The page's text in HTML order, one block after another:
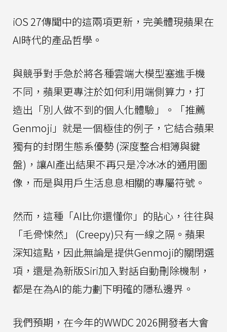
iOS 27傳聞中的這兩項更新，完美體現蘋果在
AI時代的產品哲學。
與競爭對手急於將各種雲端大模型塞進手機
不同，蘋果更專注於如何利用端側算力，打
造出「別人做不到的個人化體驗」。「推薦
Genmoji」就是一個極佳的例子，它結合蘋果
獨有的封閉生態系優勢 (深度整合相簿與鍵
盤)，讓AI產出結果不再只是冷冰冰的通用圖
像，而是與用戶生活息息相關的專屬符號。
然而，這種「AI比你還懂你」的貼心，往往與
「毛骨悚然」 (Creepy)只有一線之隔。蘋果
深知這點，因此無論是提供Genmoji的關閉選
項，還是為新版Siri加入對話自動刪除機制，
都是在為AI的能力劃下明確的隱私邊界。
我們預期，在今年的WWDC 2026開發者大會